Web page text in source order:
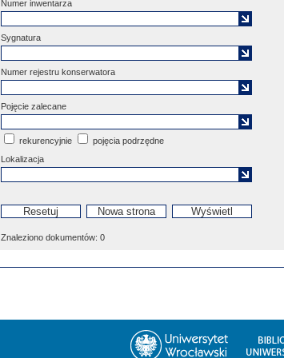
Numer inwentarza
Sygnatura
Numer rejestru konserwatora
Pojęcie zalecane
rekurencyjnie
pojęcia podrzędne
Lokalizacja
Znaleziono dokumentów: 0